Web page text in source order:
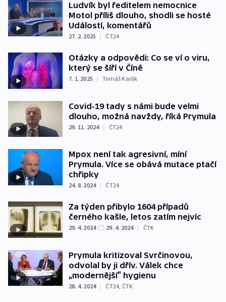
Ludvík byl ředitelem nemocnice
Motol příliš dlouho, shodli se hosté
Událostí, komentářů
27. 2. 2025 | ČT24
Otázky a odpovědi: Co se ví o viru,
který se šíří v Číně
7. 1. 2025 | Tomáš Karlík
Covid-19 tady s námi bude velmi
dlouho, možná navždy, říká Prymula
29. 11. 2024 | ČT24
Mpox není tak agresivní, míní
Prymula. Více se obává mutace ptačí
chřipky
24. 8. 2024 | ČT24
Za týden přibylo 1604 případů
černého kašle, letos zatím nejvíc
29. 4. 2024 29. 4. 2024 | ČTK
Prymula kritizoval Svrčinovou,
odvolal by ji dřív. Válek chce
„modernější“ hygienu
28. 4. 2024 | ČT24 ČTK